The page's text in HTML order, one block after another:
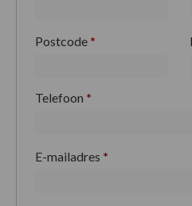
Postcode *
Telefoon *
E-mailadres *